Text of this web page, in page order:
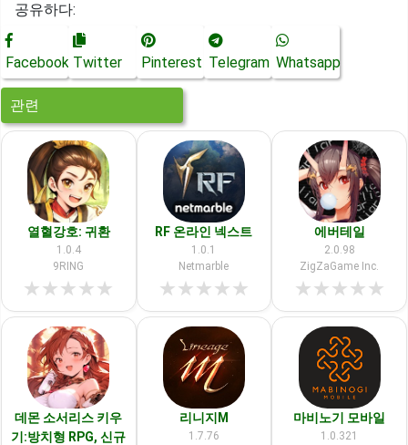
공유하다:
Facebook Twitter Pinterest Telegram Whatsapp
관련
열혈강호: 귀환
1.0.4
9RING
★★★★★
RF 온라인 넥스트
1.0.1
Netmarble
★★★★★
에버테일
2.0.98
ZigZaGame Inc.
★★★★★
데몬 소서리스 키우
기:방치형 RPG, 신규
리니지M
1.7.76
마비노기 모바일
1.0.321